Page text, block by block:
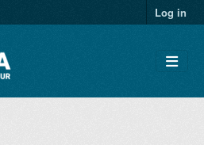
Log in